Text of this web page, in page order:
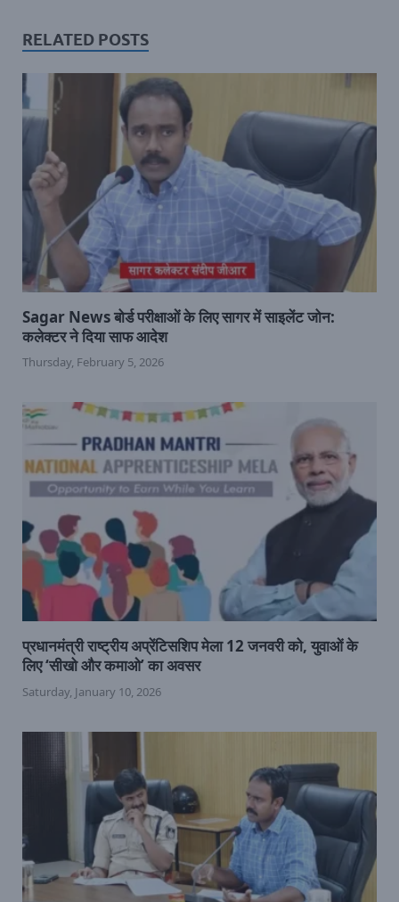
RELATED POSTS
Sagar News बोर्ड परीक्षाओं के लिए सागर में साइलेंट जोन:
कलेक्टर ने दिया साफ आदेश
Thursday, February 5, 2026
प्रधानमंत्री राष्ट्रीय अप्रेंटिसशिप मेला 12 जनवरी को, युवाओं के
लिए ‘सीखो और कमाओ’ का अवसर
Saturday, January 10, 2026